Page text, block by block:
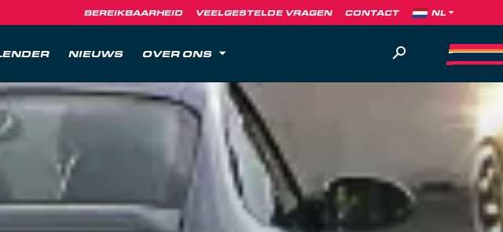
BEREIKBAARHEID VEELGESTELDE VRAGEN CONTACT
NIEUWS OVER ONS